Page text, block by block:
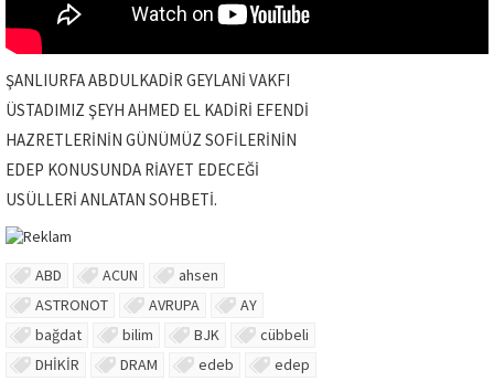
ŞANLIURFA ABDULKADİR GEYLANİ VAKFI
ÜSTADIMIZ ŞEYH AHMED EL KADİRİ EFENDİ
HAZRETLERİNİN GÜNÜMÜZ SOFİLERİNİN
EDEP KONUSUNDA RİAYET EDECEĞİ
USÜLLERİ ANLATAN SOHBETİ.
ABD ACUN
ahsen
ASTRONOT
AVRUPA
AY
bağdat
bilim BJK
cübbeli
DHİKİR
DRAM edeb
edep